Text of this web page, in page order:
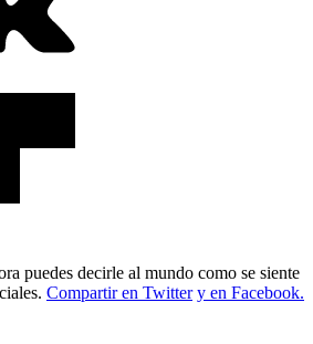
puedes decirle al mundo como se siente
Compartir en Twitter y en Facebook.